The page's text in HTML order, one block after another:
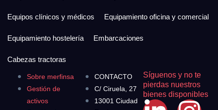
Sobre merfinsa
Gestión de
activos
CONTACTO
C/ Ciruela, 27
13001 Ciudad
Síguenos y no te
pierdas nuestros
bienes disponibles
Equipos clínicos y médicos Equipamiento oficina y comercial
Equipamiento hostelería Embarcaciones
Cabezas tractoras